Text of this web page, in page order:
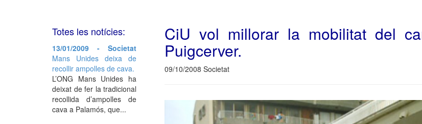
CiU vol millorar la mobilitat del
Puigcerver.
09/10/2008 Societat
Totes les notícies:
13/01/2009 - Societat
Mans Unides deixa de
recollir ampolles de cava.
L’ONG Mans Unides ha
deixat de fer la tradicional
recollida d’ampolles de
cava a Palamós, que...